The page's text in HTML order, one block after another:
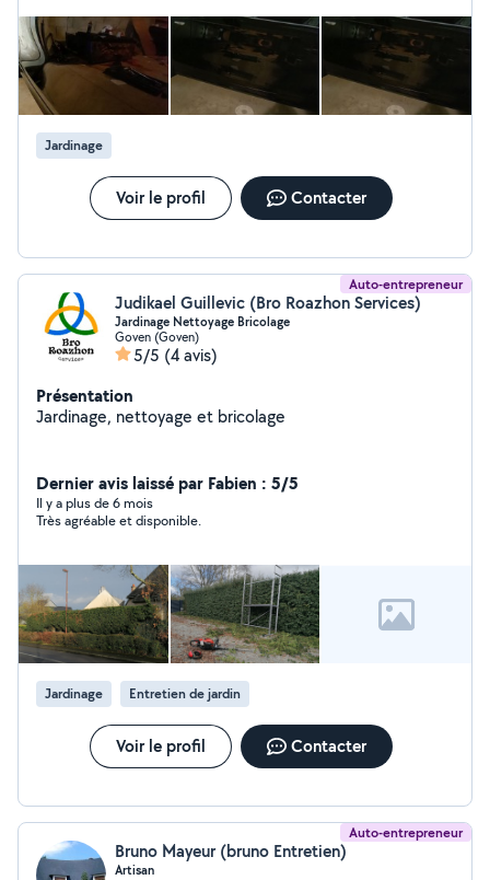
Jardinage
Voir le profil Contacter
Auto-entrepreneur
Judikael Guillevic (Bro Roazhon Services)
Jardinage Nettoyage Bricolage
Goven (Goven)
5/5 (4 avis)
Présentation
Jardinage, nettoyage et bricolage
Dernier avis laissé par Fabien : 5/5
Il y a plus de 6 mois
Très agréable et disponible.
Jardinage Entretien de jardin
Voir le profil Contacter
Auto-entrepreneur
Bruno Mayeur (bruno Entretien)
Artisan